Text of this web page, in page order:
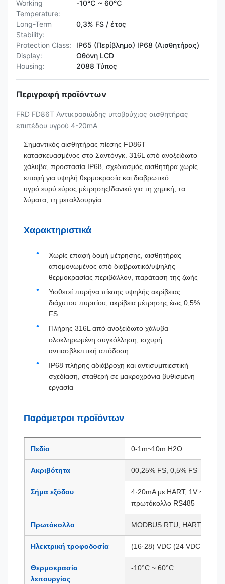
Working
Temperature:
-10℃ ~ 60℃
Long-Term
Stability:
0,3% FS / έτος
Protection Class:
IP65 (Περίβλημα) IP68 (Αισθητήρας)
Display:
Οθόνη LCD
Housing:
2088 Τύπος
Περιγραφή προϊόντων
FRD FD86T Αντικροσιώδης υποβρύχιος αισθητήρας
επιπέδου υγρού 4-20mA
Σημαντικός αισθητήρας πίεσης FD86T
κατασκευασμένος στο Σαντόνγκ. 316L από ανοξείδωτο
χάλυβα, προστασία IP68, σχεδιασμός αισθητήρα χωρίς
επαφή για υψηλή θερμοκρασία και διαβρωτικό
υγρό.ευρύ εύρος μέτρησηςΙδανικό για τη χημική, τα
λύματα, τη μεταλλουργία.
Χαρακτηριστικά
Χωρίς επαφή δομή μέτρησης, αισθητήρας
απομονωμένος από διαβρωτικό/υψηλής
θερμοκρασίας περιβάλλον, παράταση της ζωής
Υιοθετεί πυρήνα πίεσης υψηλής ακρίβειας
διάχυτου πυριτίου, ακρίβεια μέτρησης έως 0,5%
FS
Πλήρης 316L από ανοξείδωτο χάλυβα
ολοκληρωμένη συγκόλληση, ισχυρή
αντιασβλεπτική απόδοση
IP68 πλήρης αδιάβροχη και αντισυμπιεστική
σχεδίαση, σταθερή σε μακροχρόνια βυθισμένη
εργασία
Παράμετροι προϊόντων
Πεδίο 0-1m~10m H2O
Ακριβότητα 00,25% FS, 0,5% FS
Σήμα εξόδου
4·20mA με HART, 1V ~ 5V
πρωτόκολλο RS485
Πρωτόκολλο MODBUS RTU, HART
Ηλεκτρική τροφοδοσία (16·28) VDC (24 VDC
Θερμοκρασία
λειτουργίας
-10°C ~ 60°C